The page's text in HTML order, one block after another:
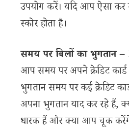
उपयोग करें। यदि आप ऐसा कर
स्कोर होता है।
समय पर बिलों का भुगतान
आप समय पर अपने क्रेडिट
भुगतान समय पर कई क्रेडिट
अपना भुगतान याद कर रहे हैं,
धारक हैं और क्या आप चूक